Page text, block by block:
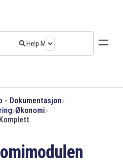
- Dokumentasjon
​Økonomi